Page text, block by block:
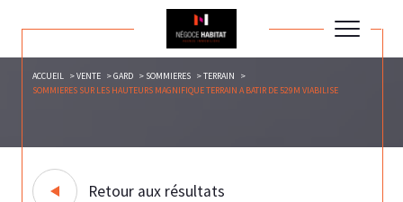
ACCUEIL VENTE GARD SOMMIERES
TERRAIN
SOMMIERES SUR LES HAUTEURS MAGNIFIQUE TERRAIN A BATIR DE 529M VIABILISE
Retour aux résultats